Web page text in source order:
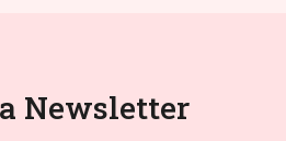
Newsletter